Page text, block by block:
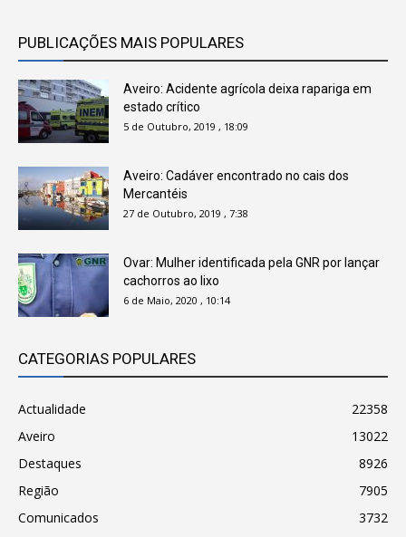
PUBLICAÇÕES MAIS POPULARES
Aveiro: Acidente agrícola deixa rapariga em
estado crítico
5 de Outubro, 2019 , 18:09
Aveiro: Cadáver encontrado no cais dos
Mercantéis
27 de Outubro, 2019 , 7:38
Ovar: Mulher identificada pela GNR por lançar
cachorros ao lixo
6 de Maio, 2020 , 10:14
CATEGORIAS POPULARES
Actualidade
22358
Aveiro
13022
Destaques
8926
Região
7905
Comunicados
3732